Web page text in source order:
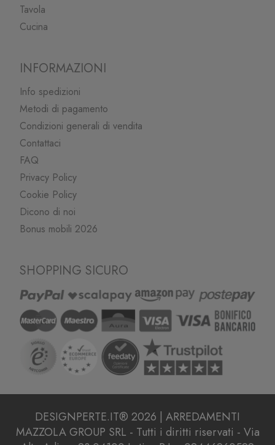
Tavola
Cucina
INFORMAZIONI
Info spedizioni
Metodi di pagamento
Condizioni generali di vendita
Contattaci
FAQ
Privacy Policy
Cookie Policy
Dicono di noi
Bonus mobili 2026
SHOPPING SICURO
DESIGNPERTE.IT® 2026 | ARREDAMENTI
MAZZOLA GROUP SRL - Tutti i diritti riservati - Via